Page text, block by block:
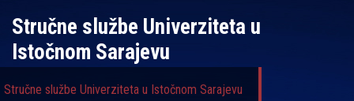
Stručne službe Univerziteta u
Istočnom Sarajevu
Stručne službe Univerziteta u Istočnom Sarajevu